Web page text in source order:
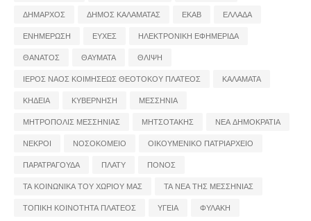
ΔΗΜΑΡΧΟΣ
ΔΗΜΟΣ ΚΑΛΑΜΑΤΑΣ ΕΚΑΒ
ΕΛΛΑΔΑ
ΕΝΗΜΕΡΩΣΗ
ΕΥΧΕΣ
ΗΛΕΚΤΡΟΝΙΚΗ ΕΦΗΜΕΡΙΔΑ
ΘΑΝΑΤΟΣ
ΘΑΥΜΑΤΑ
ΘΛΙΨΗ
ΙΕΡΟΣ ΝΑΟΣ ΚΟΙΜΗΣΕΩΣ ΘΕΟΤΟΚΟΥ ΠΛΑΤΕΟΣ
ΚΑΛΑΜΑΤΑ
ΚΗΔΕΙΑ
ΚΥΒΕΡΝΗΣΗ
ΜΕΣΣΗΝΙΑ
ΜΗΤΡΟΠΟΛΙΣ ΜΕΣΣΗΝΙΑΣ
ΜΗΤΣΟΤΑΚΗΣ
ΝΕΑ ΔΗΜΟΚΡΑΤΙΑ
ΝΕΚΡΟΙ
ΝΟΣΟΚΟΜΕΙΟ
ΟΙΚΟΥΜΕΝΙΚΟ ΠΑΤΡΙΑΡΧΕΙΟ
ΠΑΡΑΤΡΑΓΟΥΔΑ
ΠΛΑΤΥ
ΠΟΝΟΣ
ΤΑ ΚΟΙΝΩΝΙΚΑ ΤΟΥ ΧΩΡΙΟΥ ΜΑΣ
ΤΑ ΝΕΑ ΤΗΣ ΜΕΣΣΗΝΙΑΣ
ΤΟΠΙΚΗ ΚΟΙΝΟΤΗΤΑ ΠΛΑΤΕΟΣ
ΥΓΕΙΑ ΦΥΛΑΚΗ